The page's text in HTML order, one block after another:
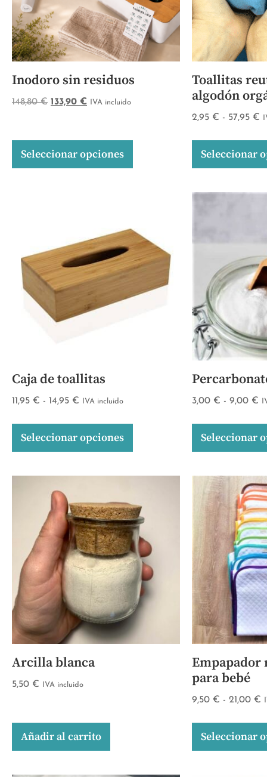
Inodoro sin residuos
148,80€ 133,90 € IVA incluido
Seleccionar opciones
Toallitas
algodón
2,95 € - 57,95 €
Seleccionar
Caja de toallitas
11,95 € - 14,95 € IVA incluido
Seleccionar opciones
3,00 € - 9,00 €
Seleccionar
Arcilla blanca
5,50 € IVA incluido
Añadir al carrito
para bebé
9,50 € - 21,00 €
Seleccionar